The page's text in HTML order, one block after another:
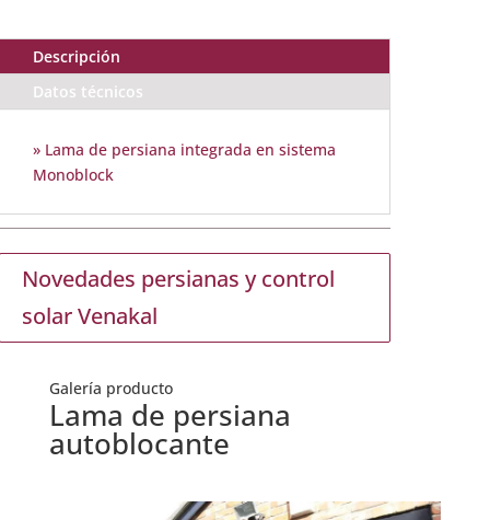
Descripción
Datos técnicos
» Lama de persiana integrada en sistema
Monoblock
Novedades persianas y control
solar Venakal
Galería producto
Lama de persiana
autoblocante